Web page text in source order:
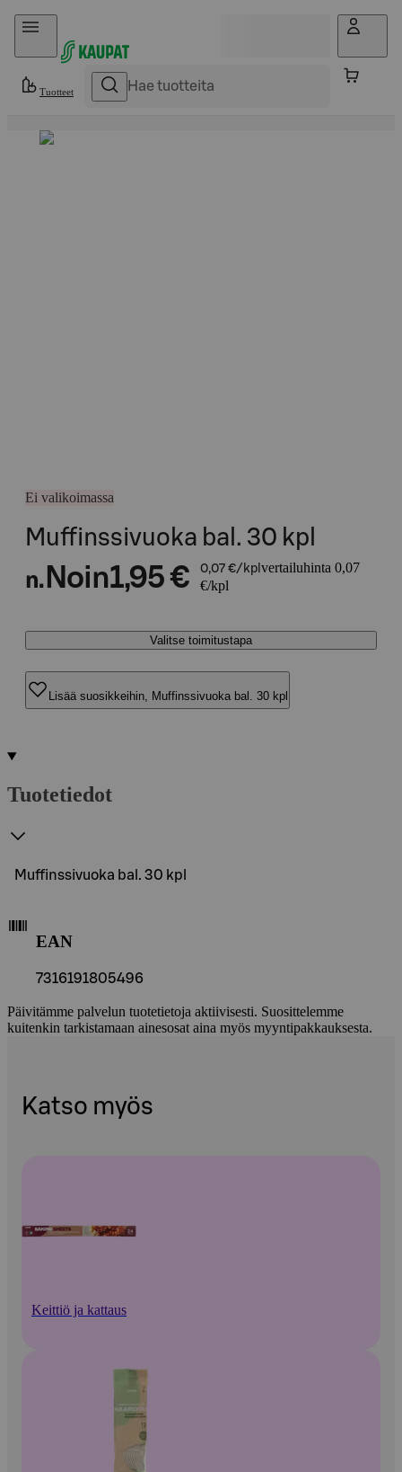
Hyppää sisältöön
Tuotteet
Ei valikoimassa
Muffinssivuoka bal. 30 kpl
n. Noin1,95 € 0,07 €/kpl vertailuhinta 0,07
€/kpl
Valitse toimitustapa
Lisää suosikkeihin, Muffinssivuoka bal. 30 kpl
Tuotetiedot
Muffinssivuoka bal. 30 kpl
EAN
7316191805496
Päivitämme palvelun tuotetietoja aktiivisesti. Suosittelemme
kuitenkin tarkistamaan ainesosat aina myös myyntipakkauksesta.
Katso myös
Keittiö ja kattaus